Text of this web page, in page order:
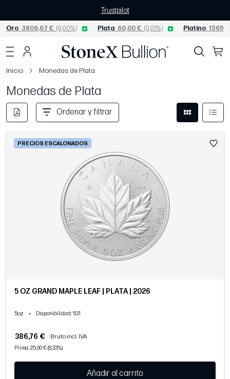
Trustpilot
Oro 3806,67 € (0,00%) Plata 60,00 € (0,01%) Platino
Inicio Monedas de Plata
Monedas de Plata
Ordenar y filtrar
PRECIOS ESCALONADOS
5 OZ GRAND MAPLE LEAF | PLATA | 2026
5oz • Disponibilidad: 531
386,76 € Bruto incl. IVA
Prima: 25,00 € (8,33%)
Añadir al carrito